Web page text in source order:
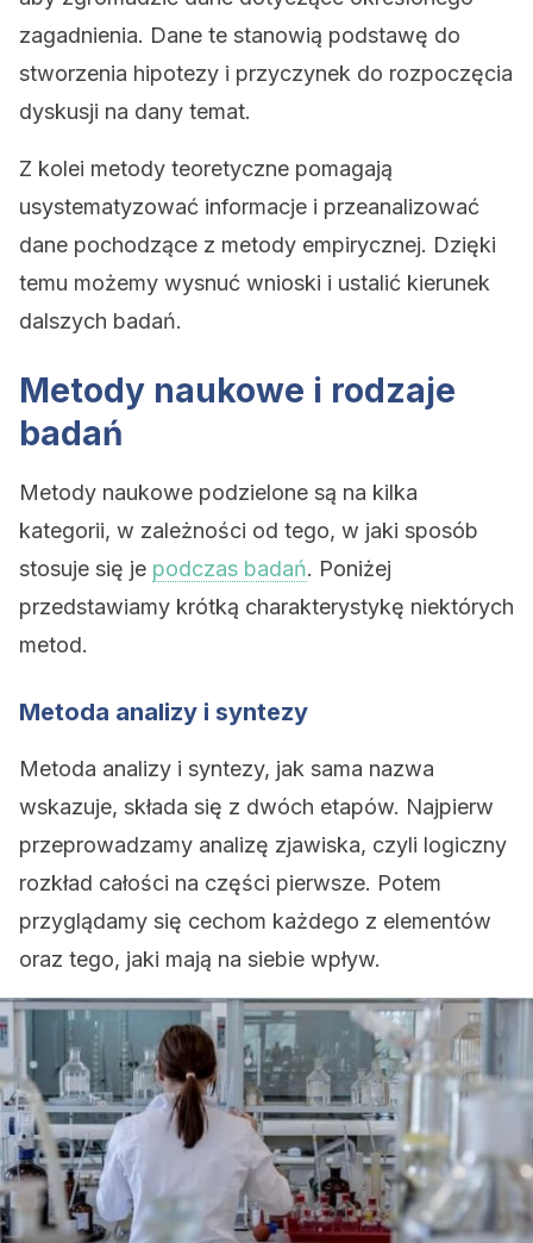
zagadnienia. Dane te stanowią podstawę do
stworzenia hipotezy i przyczynek do rozpoczęcia
dyskusji na dany temat.
Z kolei metody teoretyczne pomagają
usystematyzować informacje i przeanalizować
dane pochodzące z metody empirycznej. Dzięki
temu możemy wysnuć wnioski i ustalić kierunek
dalszych badań.
Metody naukowe i rodzaje
badań
Metody naukowe podzielone są na kilka
kategorii, w zależności od tego, w jaki sposób
stosuje się je podczas badań. Poniżej
przedstawiamy krótką charakterystykę niektórych
metod.
Metoda analizy i syntezy
Metoda analizy i syntezy, jak sama nazwa
wskazuje, składa się z dwóch etapów. Najpierw
przeprowadzamy analizę zjawiska, czyli logiczny
rozkład całości na części pierwsze. Potem
przyglądamy się cechom każdego z elementów
oraz tego, jaki mają na siebie wpływ.